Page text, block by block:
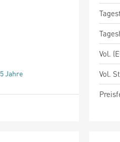
5 Jahre
Vol.
Vol.